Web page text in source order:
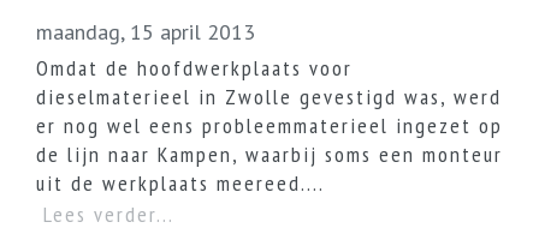
maandag, 15 april 2013
Omdat de hoofdwerkplaats voor
dieselmaterieel in Zwolle gevestigd was, werd
er nog wel eens probleemmaterieel ingezet op
de lijn naar Kampen, waarbij soms een monteur
uit de werkplaats meereed....
Lees verder...